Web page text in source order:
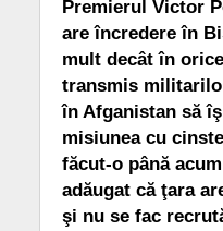
Premierul Victor
are încredere în
mult decât în
transmis
în Afganistan să
misiunea cu
făcut-o până
adăugat că ţara
şi nu se fac